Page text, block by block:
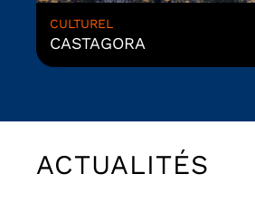
CULTUREL
CASTAGORA
ACTUALITÉS